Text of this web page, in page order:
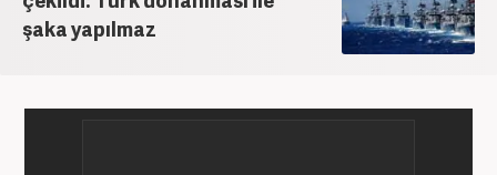
şaka yapılmaz